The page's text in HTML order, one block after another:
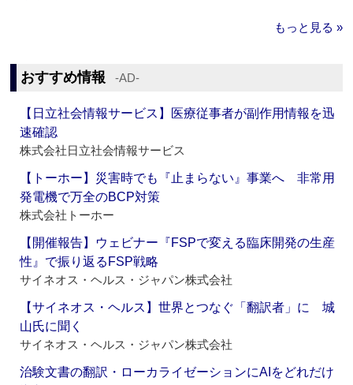
もっと見る »
おすすめ情報 ‐AD‐
【日立社会情報サービス】医療従事者が副作用情報を迅
速確認
株式会社日立社会情報サービス
【トーホー】災害時でも『止まらない』事業へ 非常用
発電機で万全のBCP対策
株式会社トーホー
【開催報告】ウェビナー『FSPで変える臨床開発の生産
性』で振り返るFSP戦略
サイネオス・ヘルス・ジャパン株式会社
【サイネオス・ヘルス】世界とつなぐ「翻訳者」に 城
山氏に聞く
サイネオス・ヘルス・ジャパン株式会社
治験文書の翻訳・ローカライゼーションにAIをどれだけ